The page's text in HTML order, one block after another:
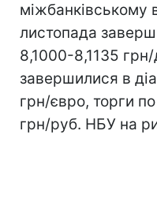
міжбанківському
листопада
8,1000-8,1135
завершилися в
грн/євро, торги
грн/руб. НБУ на